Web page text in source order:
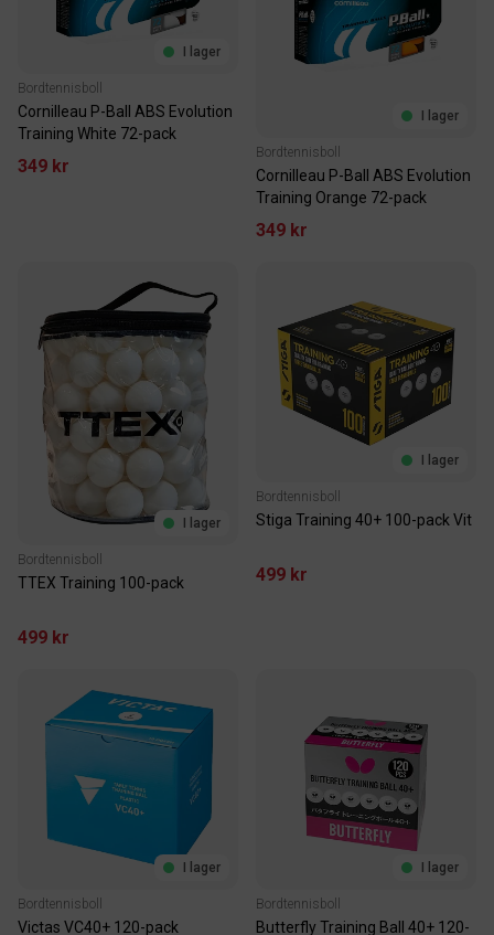
I lager
Bordtennisboll
Cornilleau P-Ball ABS Evolution
Training White 72-pack
349 kr
I lager
Bordtennisboll
Cornilleau P-Ball ABS Evolution
Training Orange 72-pack
349 kr
I lager
Bordtennisboll
TTEX Training 100-pack
499 kr
I lager
Bordtennisboll
Stiga Training 40+ 100-pack Vit
499 kr
I lager
Bordtennisboll
Victas VC40+ 120-pack
I lager
Bordtennisboll
Butterfly Training Ball 40+ 120-